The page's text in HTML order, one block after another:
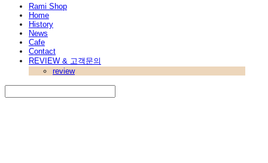
Rami Shop
Home
History
News
Cafe
Contact
REVIEW & 고객문의
review